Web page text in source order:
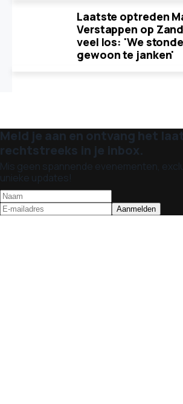
Laatste optreden
Verstappen op
veel los: 'We
gewoon te janken'
Meld je aan en ontvang het
rechtstreeks in je inbox.
Mis geen spannende evenementen,
unieke updates!